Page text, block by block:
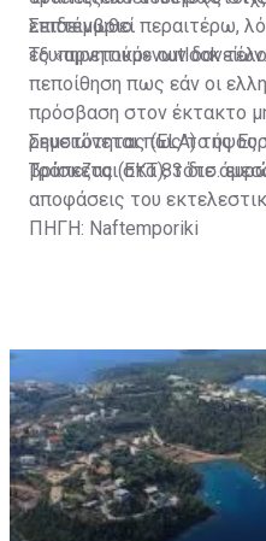
Σεπτέμβριο.
επιδεινωθεί περαιτέρω,
εξυπηρετούμενων δανείων.
Το «αρνητικό» outlοοk
πεποίθηση πως εάν οι
πρόσβαση στον έκτακτο
ρευστότητας (ΕLA) της
Τράπεζας (ΕΚΤ), τότε
Σημειώνεται πως το ύψος
βρίσκεται στα 83 δισ.
αποφάσεις του
ΠΗΓΗ: Naftemporiki